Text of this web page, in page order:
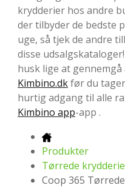
krydderier hos andre
der tilbyder de bedste
uge, så tjek de andre
disse
husk lige at
Kimbino.dkfør du
hurtig adgang til alle
Kimbino app-app .
Produkter
Tørrede
Coop 365